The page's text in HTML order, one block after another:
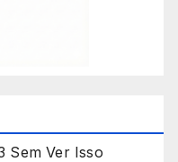
Sem Ver Isso